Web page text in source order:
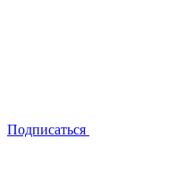
Подписаться